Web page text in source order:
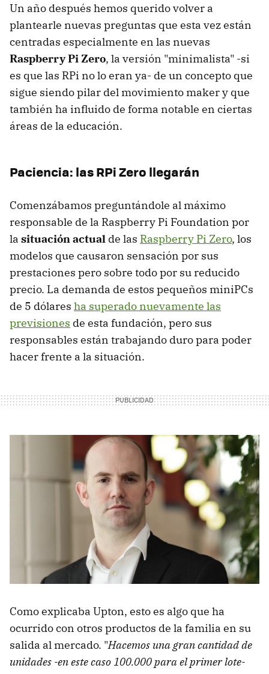
Un año después hemos querido volver a
plantearle nuevas preguntas que esta vez están
centradas especialmente en las nuevas
Raspberry Pi Zero, la versión "minimalista" -si
es que las RPi no lo eran ya- de un concepto que
sigue siendo pilar del movimiento maker y que
también ha influido de forma notable en ciertas
áreas de la educación.
Paciencia: las RPi Zero llegarán
Comenzábamos preguntándole al máximo
responsable de la Raspberry Pi Foundation por
la situación actual de las Raspberry Pi Zero, los
modelos que causaron sensación por sus
prestaciones pero sobre todo por su reducido
precio. La demanda de estos pequeños miniPCs
de 5 dólares ha superado nuevamente las
previsiones de esta fundación, pero sus
responsables están trabajando duro para poder
hacer frente a la situación.
Como explicaba Upton, esto es algo que ha
ocurrido con otros productos de la familia en su
salida al mercado. "Hacemos una gran cantidad de
unidades -en este caso 100.000 para el primer lote-